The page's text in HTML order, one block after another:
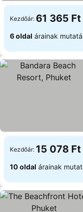
Kezdőár: 61 365 Ft
6 oldal árainak
Kezdőár: 15 078 Ft
10 oldal árainak